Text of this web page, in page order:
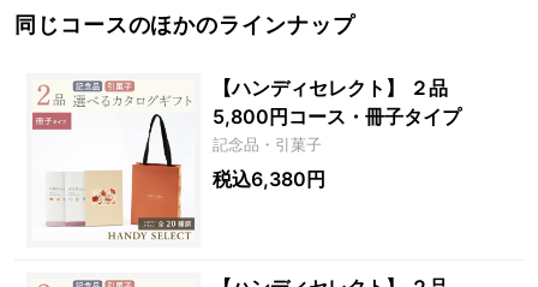
同じコースのほかのラインナップ
【ハンディセレクト】 ２品
5,800円コース・冊子タイプ
記念品・引菓子
税込6,380円